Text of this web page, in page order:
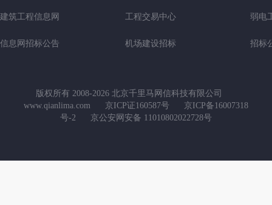
建筑工程信息网 工程交易中心 弱电
信息网招标公告 机场建设招标 招标
版权所有 2008-2026 北京千里马网信科技有限公司
www.qianlima.com
京ICP证160587号
京ICP备16007318
号-2
京公安网安备 11010802022728号